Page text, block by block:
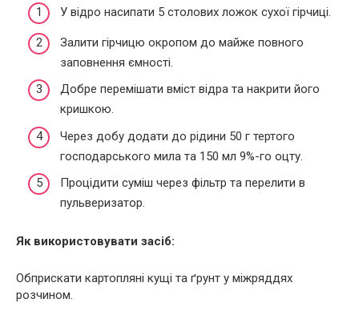
У відро насипати 5 столових ложок сухої гірчиці.
Залити гірчицю окропом до майже повного
заповнення ємності.
Добре перемішати вміст відра та накрити його
кришкою.
Через добу додати до рідини 50 г тертого
господарського мила та 150 мл 9%-го оцту.
Процідити суміш через фільтр та перелити в
пульверизатор.
Як використовувати засіб:
Обприскати картопляні кущі та ґрунт у міжряддях
розчином.